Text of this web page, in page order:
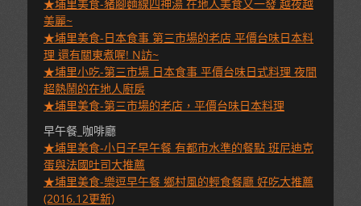
★埔里美食-豬腳麵線四神湯 在地人美食又一發 越夜越
美麗~
★埔里美食-日本食事 第三市場的老店 平價台味日本料
理 還有關東煮喔! N訪~
★埔里小吃-第三市場 日本食事 平價台味日式料理 夜間
超熱鬧的在地人廚房
★埔里美食-第三市場的老店，平價台味日本料理
早午餐_咖啡廳
★埔里美食-小日子早午餐 有都市水準的餐點 班尼迪克
蛋與法國吐司大推薦
★埔里美食-樂逗早午餐 鄉村風的輕食餐廳 好吃大推薦
(2016.12更新)